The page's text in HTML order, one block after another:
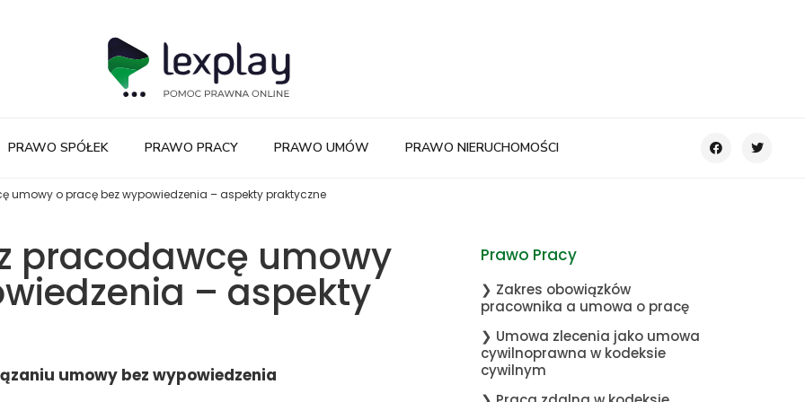
PRAWO SPÓŁEK PRAWO PRACY PRAWO UMÓW PRAWO NIERUCHOMOŚCI
umowy o pracę bez wypowiedzenia – aspekty praktyczne
pracodawcę umowy
– aspekty
umowy bez wypowiedzenia
Prawo Pracy
❯ Zakres obowiązków
pracownika a umowa o pracę
❯ Umowa zlecenia jako umowa
cywilnoprawna w kodeksie
cywilnym